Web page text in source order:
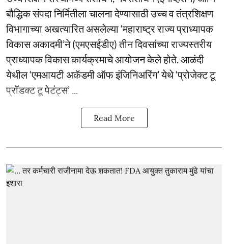
बौद्धिक संपदा निर्मितीला चालना देण्यासाठी उच्च व तंत्रशिक्षण
विभागाच्या अखत्यारित असलेल्या ‘महाराष्ट्र राज्य प्राध्यापक
विकास अकादमी’ने (एमएसईडीए) तीन दिवसांच्या राज्यस्तरीय
प्राध्यापक विकास कार्यक्रमाचे आयोजन केले होते. आळंदी
येथील ‘एमआयटी अकॅडमी ऑफ इंजिनिअरिंग’ येथे ‘प्रोजेक्ट टू
प्रॉडक्ट टू पेटंट्स’ ...
Read More